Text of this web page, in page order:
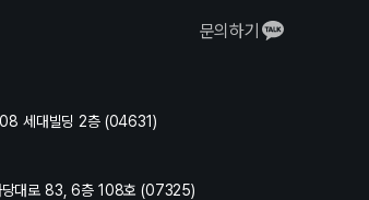
문의하기
세대빌딩 2층 (04631)
당대로 83, 6층 108호 (07325)